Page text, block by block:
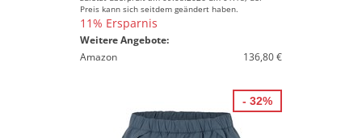
Preis kann sich seitdem geändert haben.
11% Ersparnis
Weitere Angebote:
Amazon
136,80 €
- 32%